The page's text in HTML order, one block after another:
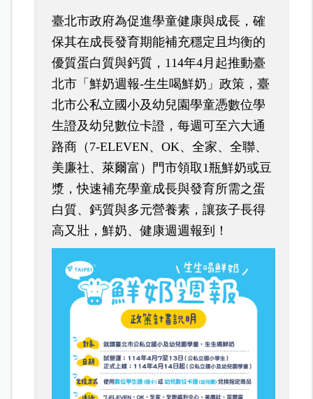
臺北市政府為促進學童健康與成長，確
保其在成長發育期能補充穩定且均衡的
優質蛋白質與鈣質，114年4月起推動臺
北市「鮮奶週報-生生喝鮮奶」政策，臺
北市公私立國小及幼兒園學童憑數位學
生證及幼兒數位卡證，每週可至六大通
路商（7-ELEVEN、OK、全家、全聯、
美廉社、萊爾富）門市領取1瓶鮮奶或豆
漿，快速補充學童成長與發育所需之蛋
白質、鈣質與多元營養素，讓孩子長得
高又壯，鮮奶、健康週週報到！